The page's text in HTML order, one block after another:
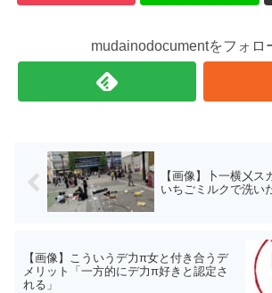
mudainodocumentをフォロ
【画像】卜一横㐅ス
いちごミルクで洗い
【画像】こういうデ力π女と付き合うデ
メリット「一方的にデ力π好きと認定さ
れる」